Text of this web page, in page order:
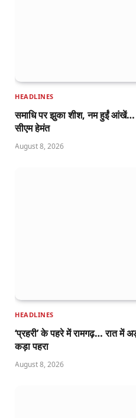
HEADLINES
समाधि पर झुका शीश, नम हुईं आंखें…
सीएम हेमंत
August 8, 2026
HEADLINES
‘प्रहरी’ के पहरे में रामगढ़… रात में
कड़ा पहरा
August 8, 2026